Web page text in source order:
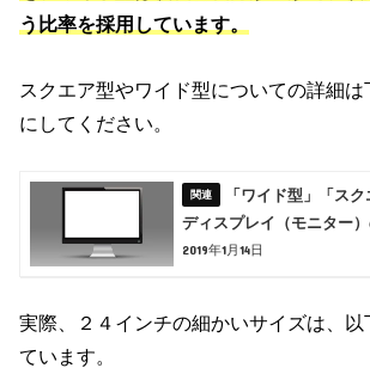
う比率を採用しています。
スクエア型やワイド型についての詳細
にしてください。
「ワイド型」「ス
ディスプレイ（モニター
2019年1月14日
実際、２４インチの細かいサイズは、以
ています。